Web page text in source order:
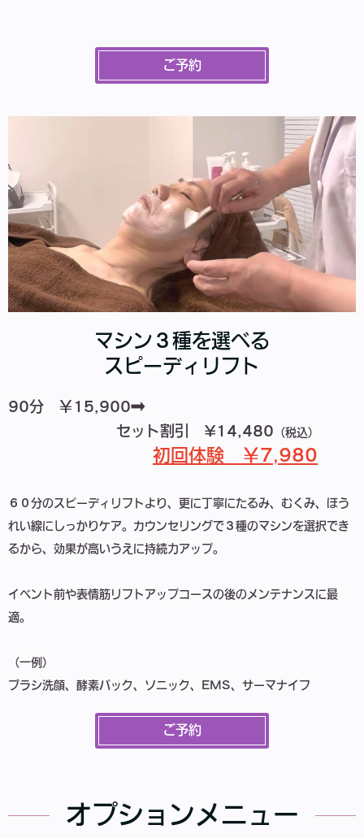
ご予約
マシン３種を選べる
スピーディリフト
90分 ￥15,900➡
セット割引 ¥14,480 （税込）
初回体験 ￥7,980
６０分のスピーディリフトより、更に丁寧にたるみ、むくみ、ほう
れい線にしっかりケア。カウンセリングで３種のマシンを選択でき
るから、効果が高いうえに持続力アップ。
イベント前や表情筋リフトアップコースの後のメンテナンスに最
適。
（一例）
ブラシ洗顔、酵素パック、ソニック、EMS、サーマナイフ
ご予約
オプションメニュー